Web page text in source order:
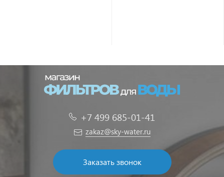
+7 499 685-01-41
zakaz@sky-water.ru
Заказать звонок